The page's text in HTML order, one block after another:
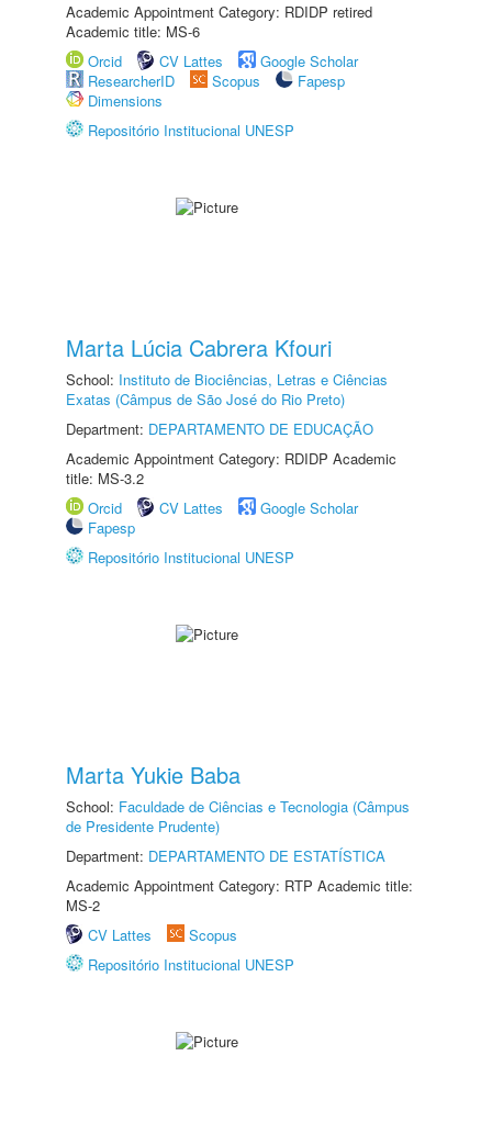
Academic Appointment Category: RDIDP retired
Academic title: MS-6
Orcid
CV Lattes
Google Scholar
ResearcherID
Scopus
Fapesp
Dimensions
Repositório Institucional UNESP
Marta Lúcia Cabrera Kfouri
School: Instituto de Biociências, Letras e Ciências
Exatas (Câmpus de São José do Rio Preto)
Department: DEPARTAMENTO DE EDUCAÇÃO
Academic Appointment Category: RDIDP Academic
title: MS-3.2
Orcid
CV Lattes
Google Scholar
Fapesp
Repositório Institucional UNESP
Marta Yukie Baba
School: Faculdade de Ciências e Tecnologia (Câmpus
de Presidente Prudente)
Department: DEPARTAMENTO DE ESTATÍSTICA
Academic Appointment Category: RTP Academic title:
MS-2
CV Lattes
Scopus
Repositório Institucional UNESP